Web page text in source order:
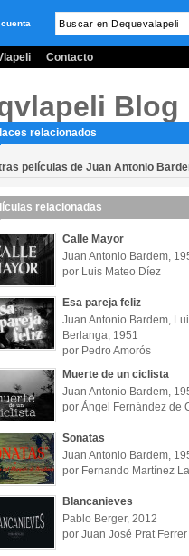
Contacto
Blog
relacionados
películas de Juan Antonio
relacionadas
Calle Mayor
Juan Antonio Bardem,
por Luis Mateo Díez
Esa pareja feliz
Juan Antonio Bardem,
Berlanga, 1951
por Pedro Amorós
Muerte de un ciclista
Juan Antonio Bardem,
por Ángel Fernández de
Sonatas
Juan Antonio Bardem,
por Fernando Martínez
Blancanieves
Pablo Berger, 2012
por Juan José Prat Ferrer